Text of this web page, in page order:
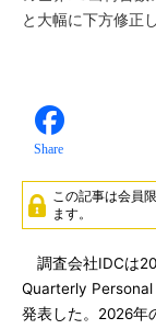
と大幅に下方修正し
Share
この記事は会員限
ます。
調査会社IDCは
Quarterly
発表した。2026年